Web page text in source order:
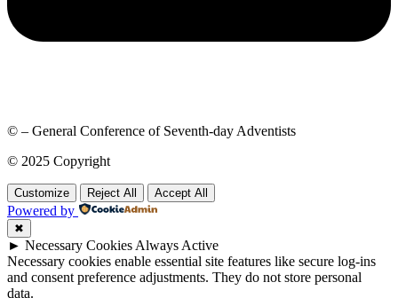
© – General Conference of Seventh-day Adventists
© 2025 Copyright
Customize Reject All Accept All
Powered by
✖
► Necessary Cookies Always Active
Necessary cookies enable essential site features like secure log-ins
and consent preference adjustments. They do not store personal
data.